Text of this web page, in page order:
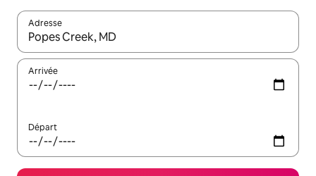
Adresse
Lorsque les résultats s'affichent, utilisez les flèches vers le
Arrivée
Départ